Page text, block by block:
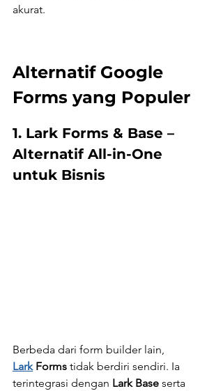
akurat.
Alternatif Google
Forms yang Populer
1. Lark Forms & Base –
Alternatif All-in-One
untuk Bisnis
Berbeda dari form builder lain,
Lark Forms tidak berdiri sendiri. Ia
terintegrasi dengan Lark Base serta